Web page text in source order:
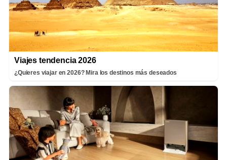
Viajes tendencia 2026
¿Quieres viajar en 2026? Mira los destinos más deseados